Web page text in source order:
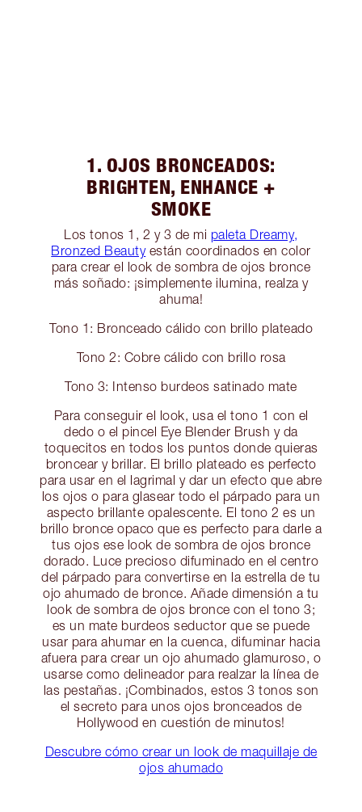
1. OJOS BRONCEADOS:
BRIGHTEN, ENHANCE +
SMOKE
Los tonos 1, 2 y 3 de mi paleta Dreamy,
Bronzed Beautyestán coordinados en color
para crear el look de sombra de ojos bronce
más soñado: ¡simplemente ilumina, realza y
ahuma!
Tono 1: Bronceado cálido con brillo plateado
Tono 2: Cobre cálido con brillo rosa
Tono 3: Intenso burdeos satinado mate
Para conseguir el look, usa el tono 1 con el
dedo o el pincel Eye Blender Brush y da
toquecitos en todos los puntos donde quieras
broncear y brillar. El brillo plateado es perfecto
para usar en el lagrimal y dar un efecto que abre
los ojos o para glasear todo el párpado para un
aspecto brillante opalescente. El tono 2 es un
brillo bronce opaco que es perfecto para darle a
tus ojos ese look de sombra de ojos bronce
dorado. Luce precioso difuminado en el centro
del párpado para convertirse en la estrella de tu
ojo ahumado de bronce. Añade dimensión a tu
look de sombra de ojos bronce con el tono 3;
es un mate burdeos seductor que se puede
usar para ahumar en la cuenca, difuminar hacia
afuera para crear un ojo ahumado glamuroso, o
usarse como delineador para realzar la línea de
las pestañas. ¡Combinados, estos 3 tonos son
el secreto para unos ojos bronceados de
Hollywood en cuestión de minutos!
Descubre cómo crear un look de maquillaje de
ojos ahumado